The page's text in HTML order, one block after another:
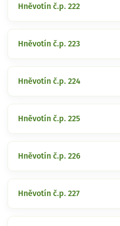
Hněvotín č.p. 222
Hněvotín č.p. 223
Hněvotín č.p. 224
Hněvotín č.p. 225
Hněvotín č.p. 226
Hněvotín č.p. 227